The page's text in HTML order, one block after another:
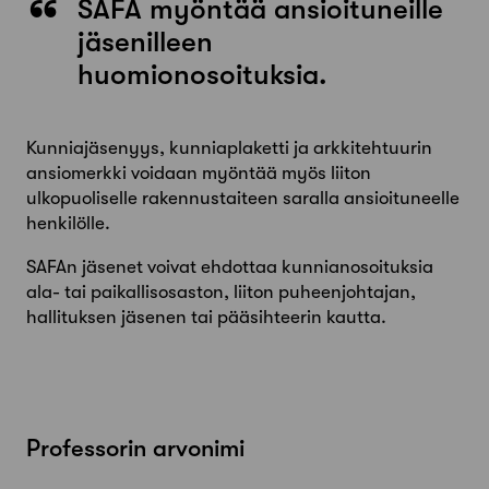
SAFA myöntää ansioituneille
jäsenilleen
huomionosoituksia.
Kunniajäsenyys, kunniaplaketti ja arkkitehtuurin
ansiomerkki voidaan myöntää myös liiton
ulkopuoliselle rakennustaiteen saralla ansioituneelle
henkilölle.
SAFAn jäsenet voivat ehdottaa kunnianosoituksia
ala- tai paikallisosaston, liiton puheenjohtajan,
hallituksen jäsenen tai pääsihteerin kautta.
Professorin arvonimi